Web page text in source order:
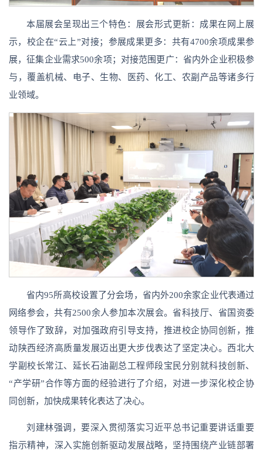
本届展会呈现出三个特色：展会形式更新：成果在网上展
示，校企在“云上”对接；参展成果更多：共有4700余项成果参
展，征集企业需求500余项；对接范围更广：省内外企业积极参
与，覆盖机械、电子、生物、医药、化工、农副产品等诸多行
业领域。
省内95所高校设置了分会场，省内外200余家企业代表通过
网络参会，共有2500余人参加本次展会。省科技厅、省国资委
领导作了致辞，对加强政府引导支持，推进校企协同创新，推
动陕西经济高质量发展迈出更大步伐表达了坚定决心。西北大
学副校长常江、延长石油副总工程师段宝民分别就科技创新、
“产学研”合作等方面的经验进行了介绍，对进一步深化校企协
同创新，加快成果转化表达了决心。
刘建林强调，要深入贯彻落实习近平总书记重要讲话重要
指示精神，深入实施创新驱动发展战略，坚持围绕产业链部署